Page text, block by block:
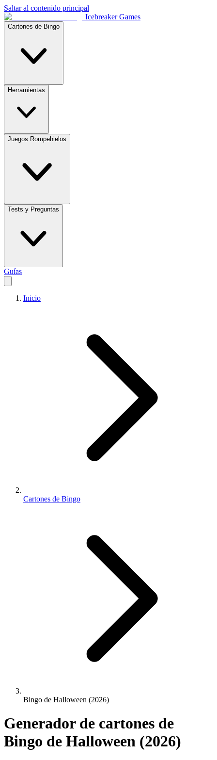
Saltar al contenido principal
Icebreaker Games
Cartones de Bingo
Herramientas
Juegos Rompehielos
Tests y Preguntas
Guías
Inicio
Cartones de Bingo
Bingo de Halloween (2026)
Generador de cartones de
Bingo de Halloween (2026)